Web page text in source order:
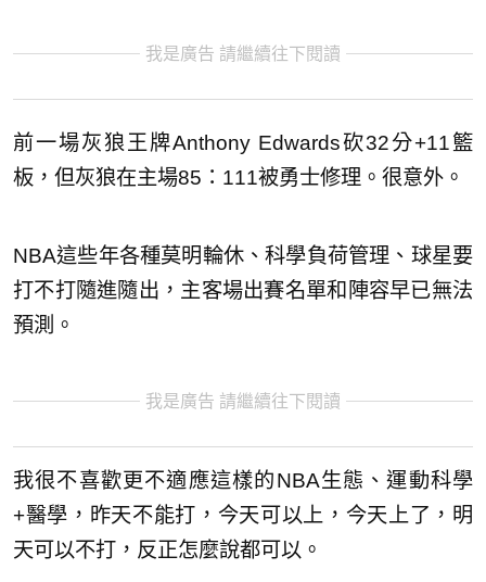
我是廣告 請繼續往下閱讀
前一場灰狼王牌Anthony Edwards砍32分+11籃
板，但灰狼在主場85：111被勇士修理。很意外。
NBA這些年各種莫明輪休、科學負荷管理、球星要
打不打隨進隨出，主客場出賽名單和陣容早已無法
預測。
我是廣告 請繼續往下閱讀
我很不喜歡更不適應這樣的NBA生態、運動科學
+醫學，昨天不能打，今天可以上，今天上了，明
天可以不打，反正怎麼說都可以。